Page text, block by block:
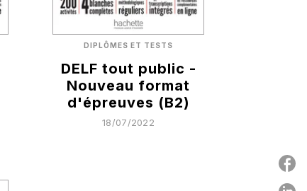
DIPLÔMES ET TESTS
DELF tout public -
Nouveau format
d'épreuves (B2)
18/07/2022